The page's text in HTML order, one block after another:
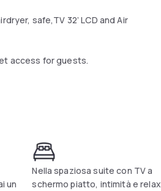
safe,TV 32’ LCD and Air
access for guests.
un
Nella spaziosa suite con TV a
schermo piatto, intimità e relax